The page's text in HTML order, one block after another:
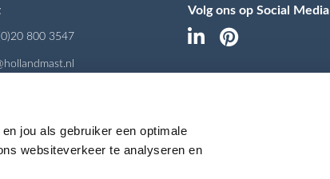
jou als gebruiker een optimale
websiteverkeer te analyseren en
800 3547
Volg ons op Social Media